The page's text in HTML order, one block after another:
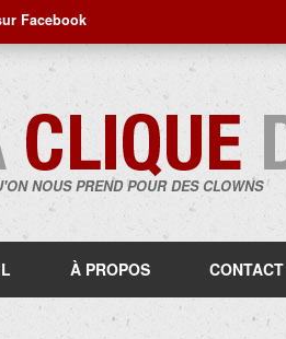
Facebook
NOUS PREND POUR DES CLOWNS
À PROPOS CONTACT